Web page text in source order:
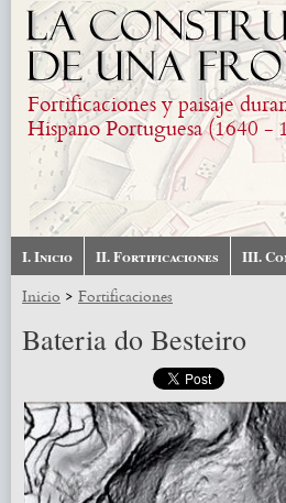
Pasar al contenido principal
Fortificaciones y paisaje
Hispano Portuguesa (1640 -
I. Inicio II. Fortificaciones III.
Inicio > Fortificaciones
Bateria do Besteiro